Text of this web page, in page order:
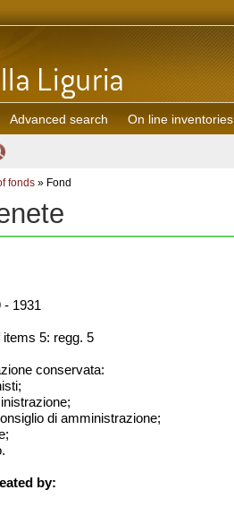
Advanced search On line inventories
fonds » Fond
- 1931
items 5: regg. 5
conservata:
di amministrazione;
by: